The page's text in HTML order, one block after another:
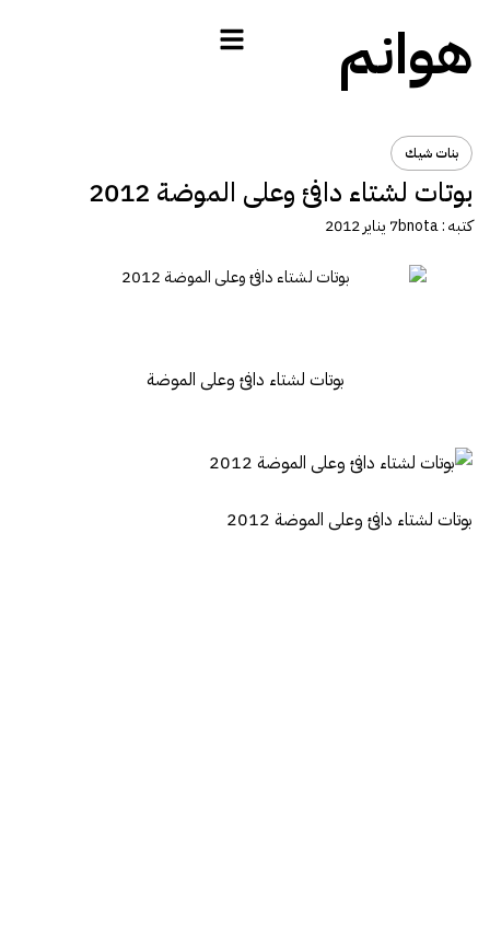
هوانم
بنات شيك
بوتات لشتاء دافئ وعلى الموضة 2012
كتبه :bnota7 يناير 2012
بوتات لشتاء دافئ وعلى الموضة
بوتات لشتاء دافئ وعلى الموضة 2012